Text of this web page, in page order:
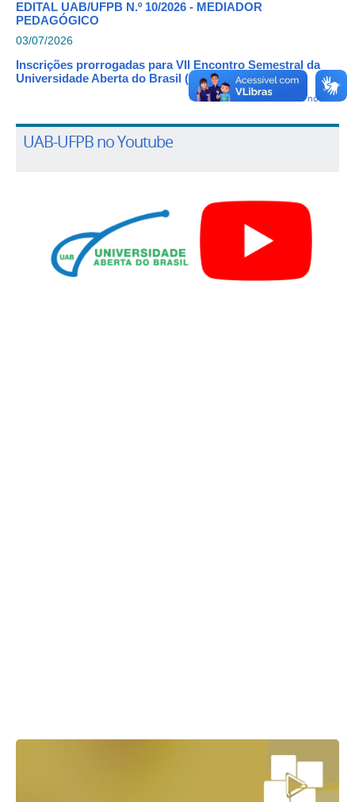
EDITAL UAB/UFPB N.º 10/2026 - MEDIADOR
PEDAGÓGICO
03/07/2026
Inscrições prorrogadas para VII Encontro Semestral da
Universidade Aberta do Brasil (ESUAB)
Mais notícias
UAB-UFPB no Youtube